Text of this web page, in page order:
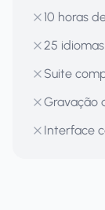
10 horas
25 idiomas
Suite
Gravação
Interface